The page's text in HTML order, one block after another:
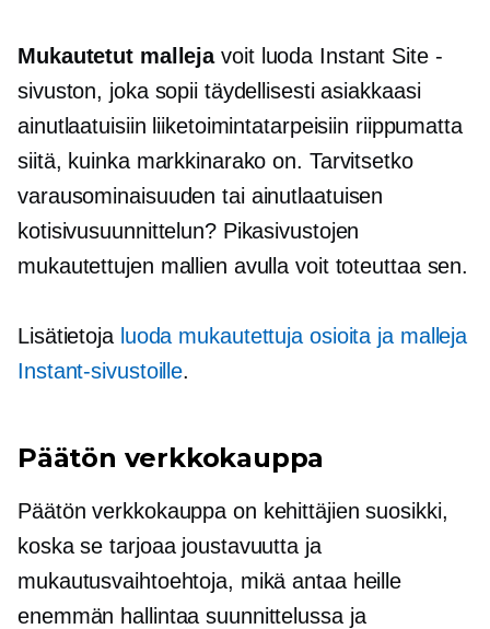
Mukautetut mallejavoit luoda Instant Site -
sivuston, joka sopii täydellisesti asiakkaasi
ainutlaatuisiin liiketoimintatarpeisiin riippumatta
siitä, kuinka markkinarako on. Tarvitsetko
varausominaisuuden tai ainutlaatuisen
kotisivusuunnittelun? Pikasivustojen
mukautettujen mallien avulla voit toteuttaa sen.
Lisätietoja luoda mukautettuja osioita ja malleja
Instant-sivustoille.
Päätön verkkokauppa
Päätön verkkokauppa on kehittäjien suosikki,
koska se tarjoaa joustavuutta ja
mukautusvaihtoehtoja, mikä antaa heille
enemmän hallintaa suunnittelussa ja